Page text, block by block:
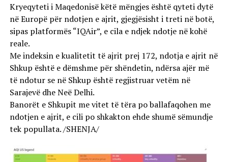
Kryeqyteti i Maqedonisë këtë mëngjes është qyteti dytë
në Europë për ndotjen e ajrit, gjegjësisht i treti në botë,
sipas platformës “IQAir”, e cila e ndjek ndotje në kohë
reale.
Me indeksin e kualitetit të ajrit prej 172, ndotja e ajrit në
Shkup është e dëmshme për shëndetin, ndërsa ajër më
të ndotur se në Shkup është regjistruar vetëm në
Sarajevë dhe Neë Delhi.
Banorët e Shkupit me vitet të tëra po ballafaqohen me
ndotjen e ajrit, e cili po shkakton ehde shumë sëmundje
tek popullata. /SHENJA/